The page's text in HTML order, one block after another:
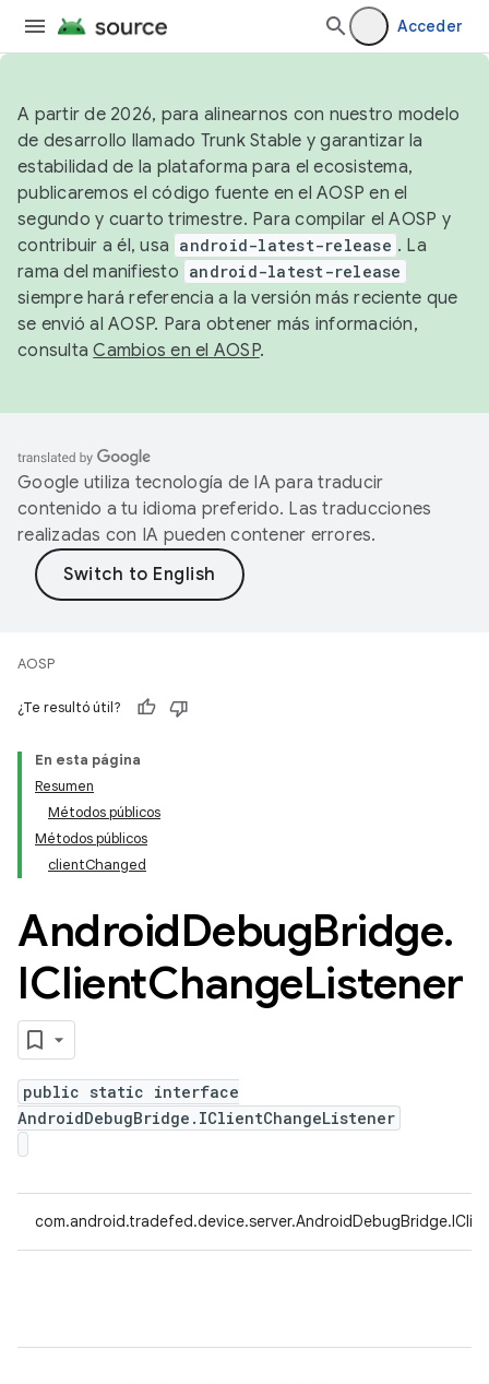
Acceder
A partir de 2026, para alinearnos con nuestro modelo
de desarrollo llamado Trunk Stable y garantizar la
estabilidad de la plataforma para el ecosistema,
publicaremos el código fuente en el AOSP en el
segundo y cuarto trimestre. Para compilar el AOSP y
contribuir a él, usa android-latest-release . La
rama del manifiesto android-latest-release
siempre hará referencia a la versión más reciente que
se envió al AOSP. Para obtener más información,
consultaCambios en el AOSP.
Google utiliza tecnología de IA para traducir
contenido a tu idioma preferido. Las traducciones
realizadas con IA pueden contener errores.
AOSP
¿Te resultó útil?
En esta página
Resumen
Métodos públicos
Métodos públicos
clientChanged
AndroidDebugBridge.
IClientChangeListener
public static interface
AndroidDebugBridge.IClientChangeListener